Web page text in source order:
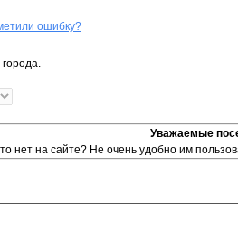
ошибку?
Уважаемые
нет на сайте? Не очень удобно им